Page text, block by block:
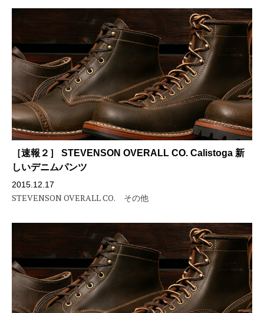
［速報２］ STEVENSON OVERALL CO. Calistoga 新
しいデニムパンツ
2015.12.17
STEVENSON OVERALL CO. その他